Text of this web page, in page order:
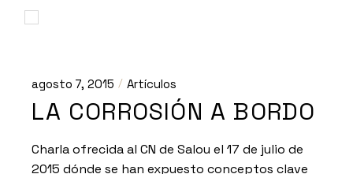
agosto 7, 2015 Artículos
LA CORROSIÓN A BORDO
Charla ofrecida al CN de Salou el 17 de julio de
2015 dónde se han expuesto conceptos clave